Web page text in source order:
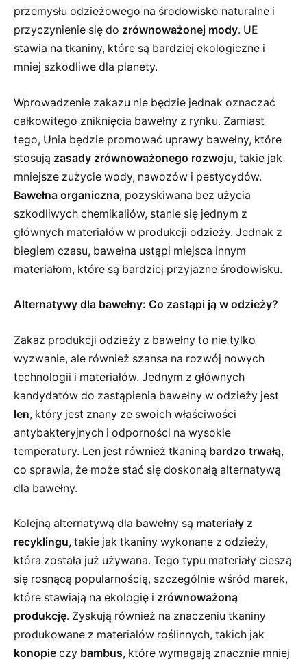
przemysłu odzieżowego na środowisko naturalne i
przyczynienie się do zrównoważonej mody. UE
stawia na tkaniny, które są bardziej ekologiczne i
mniej szkodliwe dla planety.
Wprowadzenie zakazu nie będzie jednak oznaczać
całkowitego zniknięcia bawełny z rynku. Zamiast
tego, Unia będzie promować uprawy bawełny, które
stosują zasady zrównoważonego rozwoju, takie jak
mniejsze zużycie wody, nawozów i pestycydów.
Bawełna organiczna, pozyskiwana bez użycia
szkodliwych chemikaliów, stanie się jednym z
głównych materiałów w produkcji odzieży. Jednak z
biegiem czasu, bawełna ustąpi miejsca innym
materiałom, które są bardziej przyjazne środowisku.
Alternatywy dla bawełny: Co zastąpi ją w odzieży?
Zakaz produkcji odzieży z bawełny to nie tylko
wyzwanie, ale również szansa na rozwój nowych
technologii i materiałów. Jednym z głównych
kandydatów do zastąpienia bawełny w odzieży jest
len, który jest znany ze swoich właściwości
antybakteryjnych i odporności na wysokie
temperatury. Len jest również tkaniną bardzo trwałą,
co sprawia, że może stać się doskonałą alternatywą
dla bawełny.
Kolejną alternatywą dla bawełny są materiały z
recyklingu, takie jak tkaniny wykonane z odzieży,
która została już używana. Tego typu materiały cieszą
się rosnącą popularnością, szczególnie wśród marek,
które stawiają na ekologię i zrównoważoną
produkcję. Zyskują również na znaczeniu tkaniny
produkowane z materiałów roślinnych, takich jak
konopie czy bambus, które wymagają znacznie mniej